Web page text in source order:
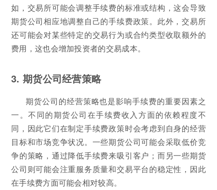
如，交易所可能会调整手续费的标准或结构，这会导致
期货公司相应地调整自己的手续费政策。此外，交易所
还可能会对某些特定的交易行为或合约类型收取额外的
费用，这也会增加投资者的交易成本。
3. 期货公司经营策略
期货公司的经营策略也是影响手续费的重要因素之
一。不同的期货公司在手续费收入方面的依赖程度不
同，因此它们在制定手续费政策时会考虑到自身的经营
目标和市场竞争状况。一些期货公司可能会采取低价竞
争的策略，通过降低手续费来吸引客户；而另一些期货
公司则可能会注重服务质量和交易平台的稳定性，因此
在手续费方面可能会相对较高。